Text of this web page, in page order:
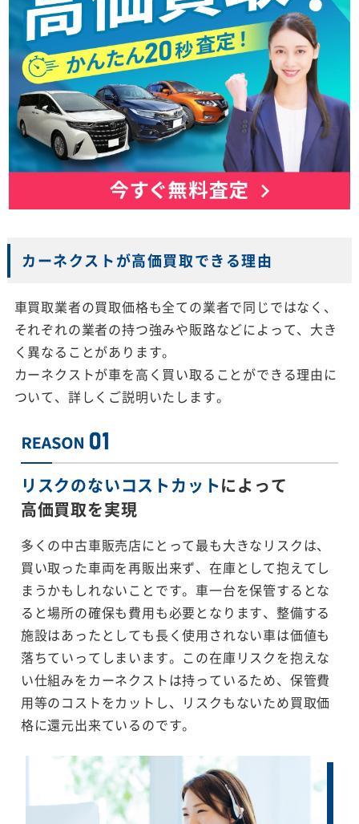
カーネクストが高価買取できる理由
車買取業者の買取価格も全ての業者で同じではなく、
それぞれの業者の持つ強みや販路などによって、大き
く異なることがあります。
カーネクストが車を高く買い取ることができる理由に
ついて、詳しくご説明いたします。
リスクのないコストカットによって
高価買取を実現
多くの中古車販売店にとって最も大きなリスクは、
買い取った車両を再販出来ず、在庫として抱えてし
まうかもしれないことです。車一台を保管するとな
ると場所の確保も費用も必要となります、整備する
施設はあったとしても長く使用されない車は価値も
落ちていってしまいます。この在庫リスクを抱えな
い仕組みをカーネクストは持っているため、保管費
用等のコストをカットし、リスクもないため買取価
格に還元出来ているのです。